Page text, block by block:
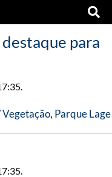
para
Vegetação, Parque Lage